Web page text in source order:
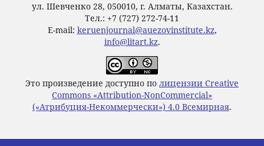
ул. Шевченко 28, 050010, г. Алматы, Казахстан.
Тел.: +7 (727) 272-74-11
E-mail: keruenjournal@auezovinstitute.kz,
info@litart.kz.
Это произведение доступно по лицензии Creative
Commons «Attribution-NonCommercial»
(«Атрибуция-Некоммерчески») 4.0 Всемирная.